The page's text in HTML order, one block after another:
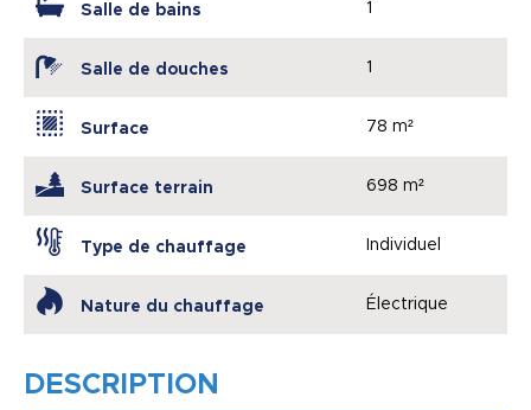
Salle de bains 1
Salle de douches 1
Surface 78 m²
Surface terrain 698 m²
Type de chauffage Individuel
Nature du chauffage Électrique
DESCRIPTION